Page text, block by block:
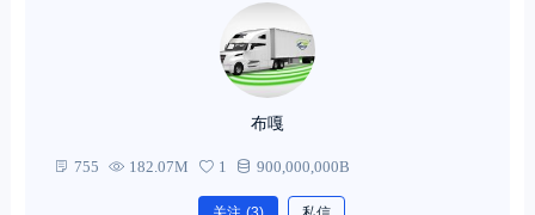
布嘎
755 182.07M 1 900,000,000B